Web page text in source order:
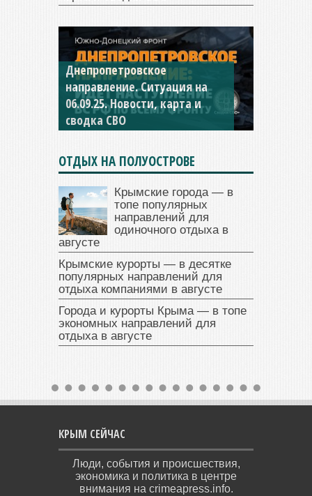
Днепропетровское
направление. Ситуация на
06.09.25. Новости, карта и
сводка СВО
Константиновское
направление. Ситуация на
04.09.25 Новости, карта и
сводка СВО
ОТДЫХ НА ПОЛУОСТРОВЕ
Крымские города — в
топе популярных
направлений для
одиночного отдыха в
августе
Крымские курорты — в десятке
популярных направлений для
отдыха компаниями в августе
Города и курорты Крыма — в топе
экономных направлений для
отдыха в августе
КРЫМ СЕЙЧАС
Люди, события и происшествия,
экономика и политика в центре
внимания на crimeapress.info.